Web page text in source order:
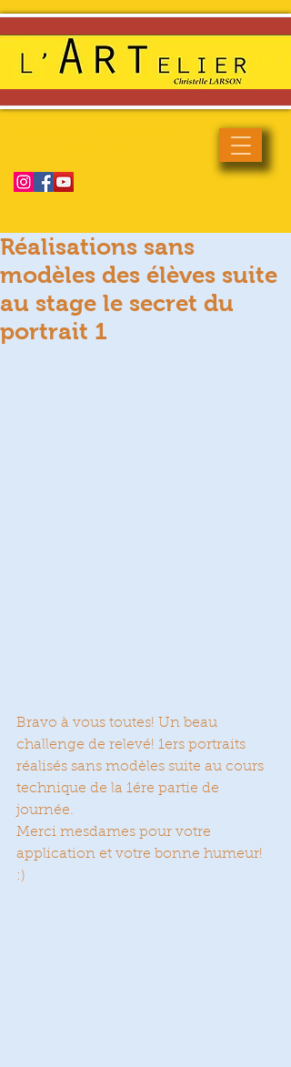
Réalisations sans
modèles des élèves suite
au stage le secret du
portrait 1
Bravo à vous toutes! Un beau
challenge de relevé! 1ers portraits
réalisés sans modèles suite au cours
technique de la 1ére partie de
journée.
Merci mesdames pour votre
application et votre bonne humeur!
:)